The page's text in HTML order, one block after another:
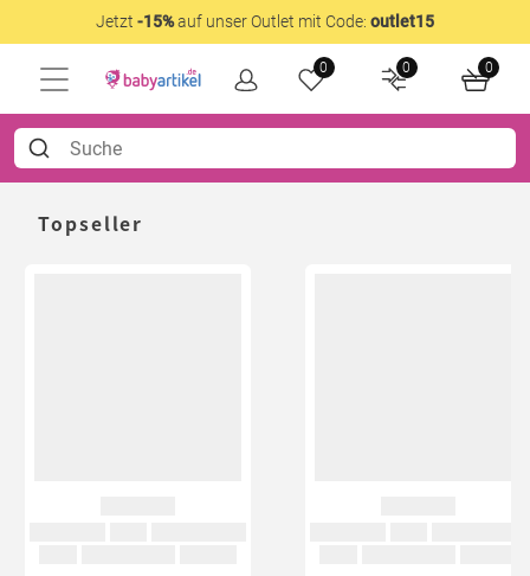
Jetzt -15%auf unser Outlet mit Code: outlet15
0 0 0
Topseller